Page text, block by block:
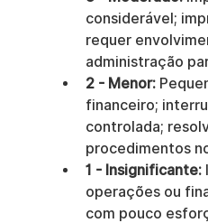
considerável;
requer
administração
2 - Menor:
financeiro;
controlada;
procedimentos
1 - Insignificante:
operações ou
com pouco